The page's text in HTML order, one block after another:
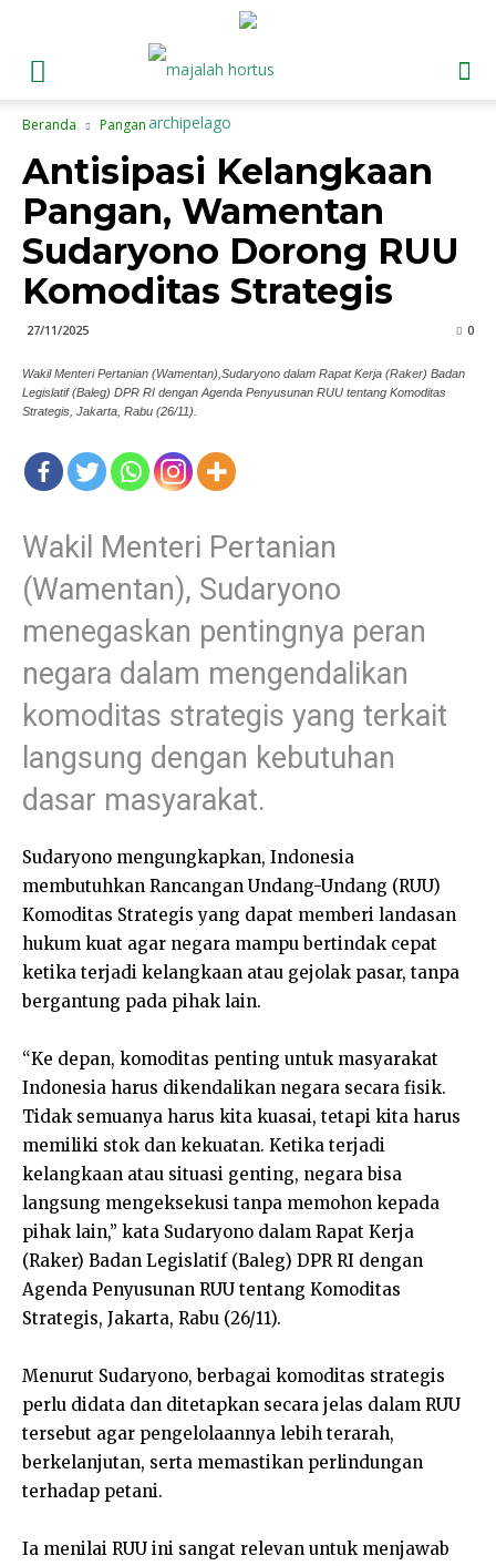
Beranda Pangan
Antisipasi Kelangkaan
Pangan, Wamentan
Sudaryono Dorong RUU
Komoditas Strategis
27/11/2025 0
Wakil Menteri Pertanian (Wamentan),Sudaryono dalam Rapat Kerja (Raker) Badan
Legislatif (Baleg) DPR RI dengan Agenda Penyusunan RUU tentang Komoditas
Strategis, Jakarta, Rabu (26/11).
Wakil Menteri Pertanian
(Wamentan), Sudaryono
menegaskan pentingnya peran
negara dalam mengendalikan
komoditas strategis yang terkait
langsung dengan kebutuhan
dasar masyarakat.
Sudaryono mengungkapkan, Indonesia
membutuhkan Rancangan Undang-Undang (RUU)
Komoditas Strategis yang dapat memberi landasan
hukum kuat agar negara mampu bertindak cepat
ketika terjadi kelangkaan atau gejolak pasar, tanpa
bergantung pada pihak lain.
“Ke depan, komoditas penting untuk masyarakat
Indonesia harus dikendalikan negara secara fisik.
Tidak semuanya harus kita kuasai, tetapi kita harus
memiliki stok dan kekuatan. Ketika terjadi
kelangkaan atau situasi genting, negara bisa
langsung mengeksekusi tanpa memohon kepada
pihak lain,” kata Sudaryono dalam Rapat Kerja
(Raker) Badan Legislatif (Baleg) DPR RI dengan
Agenda Penyusunan RUU tentang Komoditas
Strategis, Jakarta, Rabu (26/11).
Menurut Sudaryono, berbagai komoditas strategis
perlu didata dan ditetapkan secara jelas dalam RUU
tersebut agar pengelolaannya lebih terarah,
berkelanjutan, serta memastikan perlindungan
terhadap petani.
Ia menilai RUU ini sangat relevan untuk menjawab